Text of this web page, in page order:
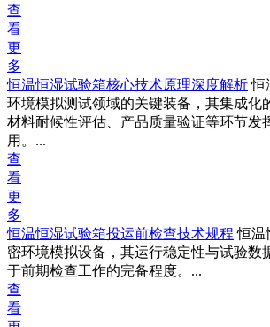
查
看
更
多
恒温恒湿试验箱核心技术原理深度解析 恒
环境模拟测试领域的关键装备，其集成化
材料耐候性评估、产品质量验证等环节发
用。...
查
看
更
多
恒温恒湿试验箱投运前检查技术规程 恒温
密环境模拟设备，其运行稳定性与试验数
于前期检查工作的完备程度。...
查
看